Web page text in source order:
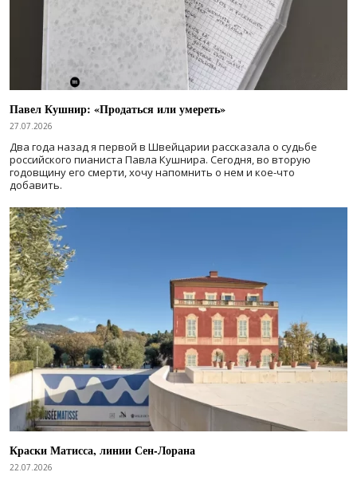
Павел Кушнир: «Продаться или умереть»
27.07.2026
Два года назад я первой в Швейцарии рассказала о судьбе
российского пианиста Павла Кушнира. Сегодня, во вторую
годовщину его смерти, хочу напомнить о нем и кое-что
добавить.
Краски Матисса, линии Сен-Лорана
22.07.2026